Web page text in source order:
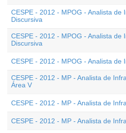
CESPE - 2012 - MPOG - Analista de
Discursiva
CESPE - 2012 - MPOG - Analista de
Discursiva
CESPE - 2012 - MPOG - Analista de
CESPE - 2012 - MP - Analista de
Área V
CESPE - 2012 - MP - Analista de
CESPE - 2012 - MP - Analista de